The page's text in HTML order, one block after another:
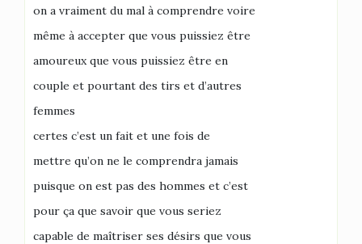
on a vraiment du mal à comprendre voire
même à accepter que vous puissiez être
amoureux que vous puissiez être en
couple et pourtant des tirs et d’autres
femmes
certes c’est un fait et une fois de
mettre qu’on ne le comprendra jamais
puisque on est pas des hommes et c’est
pour ça que savoir que vous seriez
capable de maîtriser ses désirs que vous